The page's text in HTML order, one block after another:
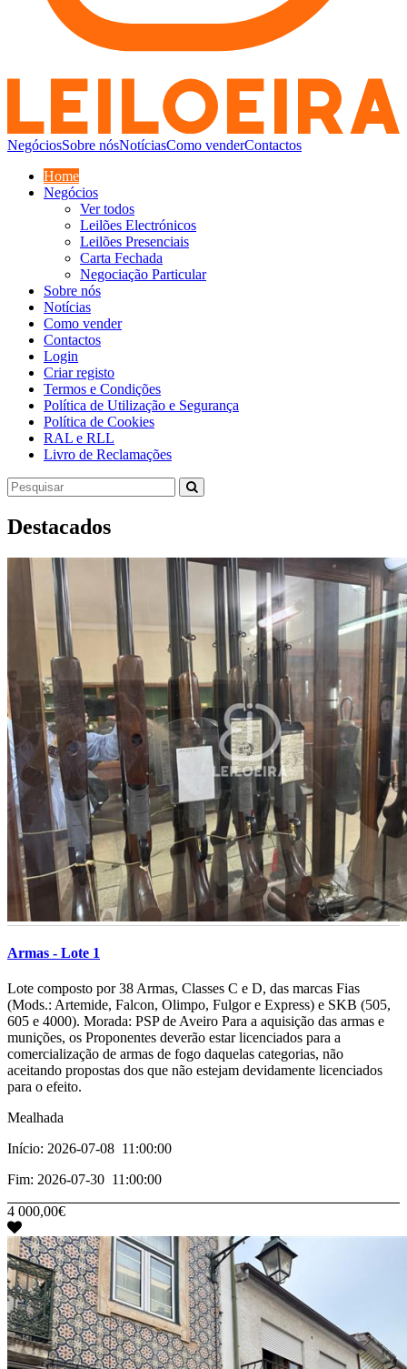
NegóciosSobre nósNotíciasComo venderContactos
Home
Negócios
Ver todos
Leilões Electrónicos
Leilões Presenciais
Carta Fechada
Negociação Particular
Sobre nós
Notícias
Como vender
Contactos
Login
Criar registo
Termos e Condições
Política de Utilização e Segurança
Política de Cookies
RAL e RLL
Livro de Reclamações
Destacados
Armas - Lote 1
­­­­­­­Lote composto por 38 Armas, Classes C e D, das marcas Fias
(Mods.: Artemide, Falcon, Olimpo, Fulgor e Express) e SKB (505,
605 e 4000). Morada: PSP de Aveiro Para a aquisição das armas e
munições, os Proponentes deverão estar licenciados para a
comercialização de armas de fogo daquelas categorias, não
aceitando propostas dos que não estejam devidamente licenciados
para o efeito.
Mealhada
Início: 2026-07-08 11:00:00
Fim: 2026-07-30 11:00:00
4 000,00€